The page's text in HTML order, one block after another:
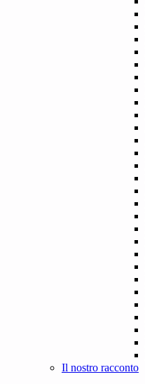
Il nostro racconto